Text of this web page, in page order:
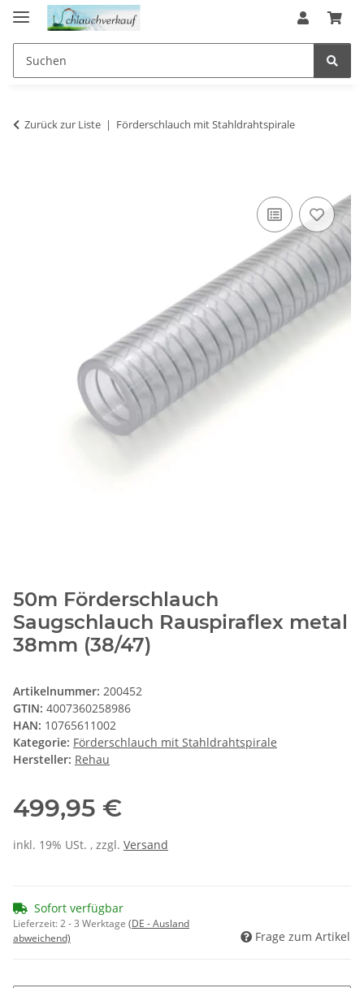
Zurück zur Liste Förderschlauch mit Stahldrahtspirale
50m Förderschlauch
Saugschlauch Rauspiraflex metal
38mm (38/47)
Artikelnummer: 200452
GTIN: 4007360258986
HAN: 10765611002
Kategorie: Förderschlauch mit Stahldrahtspirale
Hersteller: Rehau
499,95 €
inkl. 19% USt. , zzgl. Versand
Sofort verfügbar
Lieferzeit:2 - 3 Werktage (DE - Ausland
abweichend)
Frage zum Artikel